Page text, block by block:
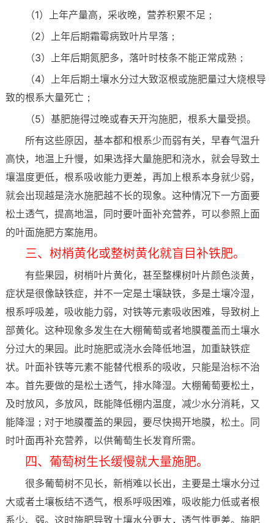
（1）上年产量高，采收晚，营养积累不足；
（2）上年后期霜霉病致叶片早落；
（3）上年后期氮肥多，落叶时枝条不能正常成熟；
（4）上年后期土壤水分过大致沤根或施肥量过大烧根导
致的根系大量死亡；
（5）基肥施得过晚或春天开沟施肥，根系大量受损。
所有这些原因，基本都和根系少而弱有关，早春气温升
高快，地温上升慢，如果选择大量施肥和浇水，就会导致土
壤温度更低，根系吸收能力更差，再加上根系本身就少弱，
就会出现越是浇水施肥越不长的现象。这种情况下一方面要
松土透气，提高地温，同时要叶面补充营养，可以参照上面
的叶面施肥方案施用。
三、树梢黄化或整树黄化就盲目补铁肥。
有些果园，树梢叶片黄化，甚至整棵树叶片颜色淡黄，
症状是很像缺铁症，并不一定是土壤缺铁，多是土壤冷湿，
根系呼吸差，吸收能力弱，对铁等元素吸收困难，导致树上
部黄化。这种现象多发生在大棚葡萄或者地膜覆盖而土壤水
分过大的果园。此时施肥或浇水会降低地温，加重缺铁症
状。叶面补铁等元素不能替代根系的吸收，只能是治标不治
本。首先要做的是松土透气，排水降湿。大棚葡萄要松土，
及时放风，多放风，既能降低棚内温度，减少水分消耗，又
能降湿；对于地膜覆盖的果园，要尽快揭开地膜，松土。同
时叶面再补充营养，以供葡萄生长发育所需。
四、葡萄树生长缓慢就大量施肥。
很多葡萄树不见长，新梢难以长出，主要是土壤水分过
大或者土壤板结不透气，根系呼吸困难，吸收能力低或者根
系少、弱。这时施肥导致土壤水分更大，透气性更差。施肥